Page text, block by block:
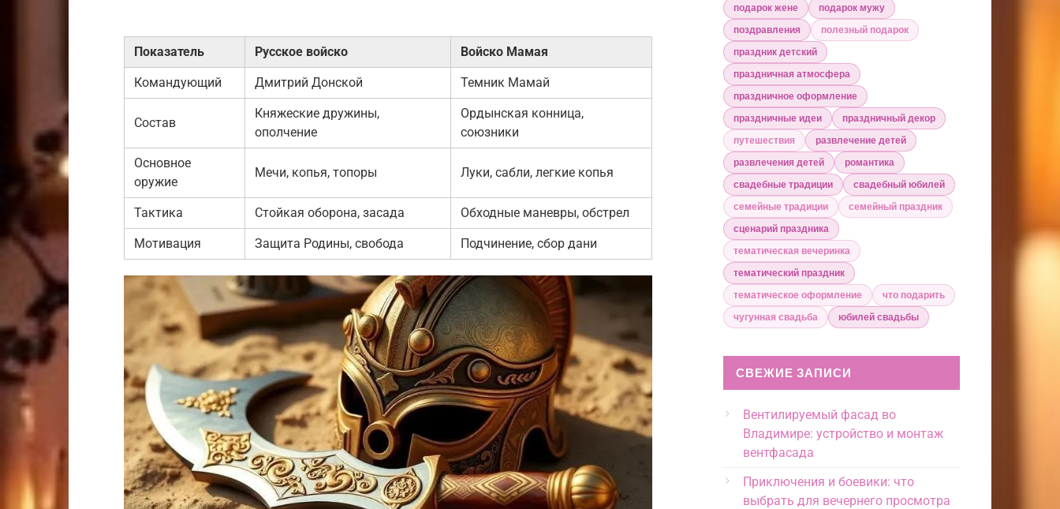
Показатель Русское войско Войско Мамая
Командующий Дмитрий Донской Темник Мамай
Состав
Княжеские дружины,
ополчение
Ордынская конница,
союзники
Основное
оружие
Мечи, копья, топоры Луки, сабли, легкие копья
Тактика Стойкая оборона, засада Обходные маневры, обстрел
Мотивация Защита Родины, свобода Подчинение, сбор дани
подарок жене
подарок мужу
поздравления
полезный подарок
праздник детский
праздничная атмосфера
праздничное оформление
праздничные идеи
праздничный декор
путешествия
развлечение детей
развлечения детей
романтика
свадебные традиции
свадебный юбилей
семейные традиции
семейный праздник
сценарий праздника
тематическая вечеринка
тематический праздник
тематическое оформление
что подарить
чугунная свадьба
юбилей свадьбы
СВЕЖИЕ ЗАПИСИ
Вентилируемый фасад во
Владимире: устройство и монтаж
вентфасада
Приключения и боевики: что
выбрать для вечернего просмотра